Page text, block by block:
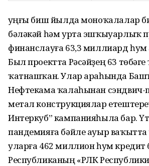
Һуңғы биш йылда моноҡалалар
бәләкәй һәм урта эшҡыуарлыҡ
финанслауға 63,3 миллиард һум
Был проектта Рәсәйҙең 63
ҡатнашҡан. Улар араһында
Нефтекама ҡалаһынан сэндвич-
метал конструкциялар
Интеркуб” кампанияһыла бар.
пандемияға бәйле ауыр
уларға 462 миллион һум кредит
Республиканың «РЛК Республики